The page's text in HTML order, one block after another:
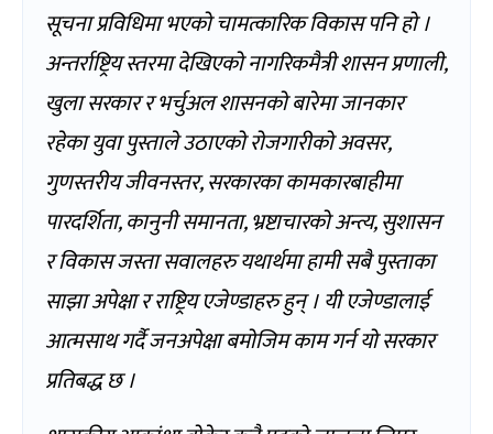
सूचना प्रविधिमा भएको चामत्कारिक विकास पनि हो ।
अन्तर्राष्ट्रिय स्तरमा देखिएको नागरिकमैत्री शासन प्रणाली,
खुला सरकार र भर्चुअल शासनको बारेमा जानकार
रहेका युवा पुस्ताले उठाएको रोजगारीको अवसर,
गुणस्तरीय जीवनस्तर, सरकारका कामकारबाहीमा
पारदर्शिता, कानुनी समानता, भ्रष्टाचारको अन्त्य, सुशासन
र विकास जस्ता सवालहरु यथार्थमा हामी सबै पुस्ताका
साझा अपेक्षा र राष्ट्रिय एजेण्डाहरु हुन् । यी एजेण्डालाई
आत्मसाथ गर्दै जनअपेक्षा बमोजिम काम गर्न यो सरकार
प्रतिबद्ध छ ।